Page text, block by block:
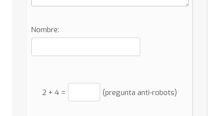
Nombre:
2 + 4= (pregunta anti-robots)